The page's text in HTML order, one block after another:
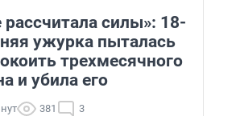
рассчитала силы»: 18-
ужурка пыталась
трехмесячного
и убила его
381 3